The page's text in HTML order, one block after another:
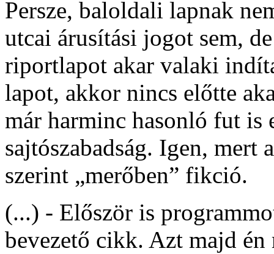
Persze, baloldali lapnak
utcai árusítási jogot sem,
riportlapot akar valaki
lapot, akkor nincs előtte
már harminc hasonló fut is
sajtószabadság. Igen, mert
szerint „merőben” fikció.
(...) - Először is
bevezető cikk. Azt majd